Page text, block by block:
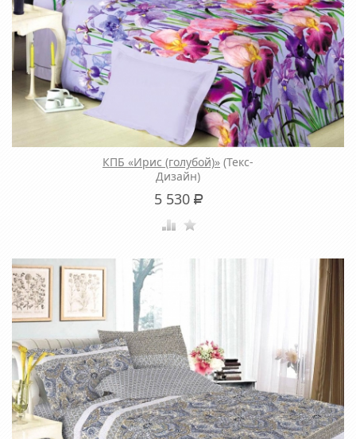
КПБ «Ирис (голубой)» (Текс-
Дизайн)
5 530 Р